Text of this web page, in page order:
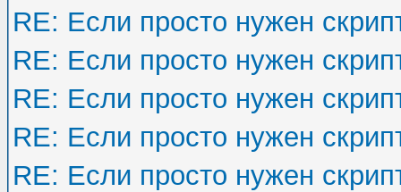
RE: Если просто нужен
RE: Если просто нужен
RE: Если просто нужен
RE: Если просто нужен
RE: Если просто нужен